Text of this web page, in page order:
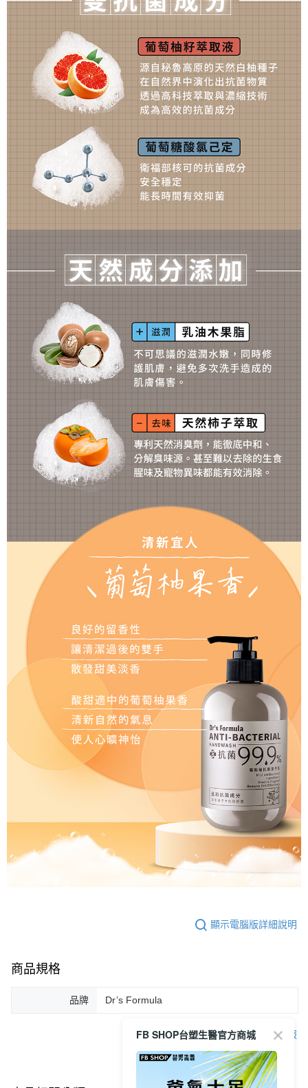
顯示電腦版詳細說明
商品規格
品牌 Dr’s Formula
客服
FB SHOP台塑生醫官方商城